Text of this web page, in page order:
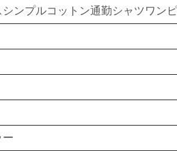
シンプルコットン通勤シャツワン
ー